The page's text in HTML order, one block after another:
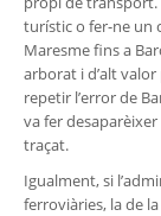
turístic o fer-ne un
Maresme fins a
arborat i d’alt valor
repetir l’error de
va fer
traçat.
Igualment, si
ferroviàries, la de